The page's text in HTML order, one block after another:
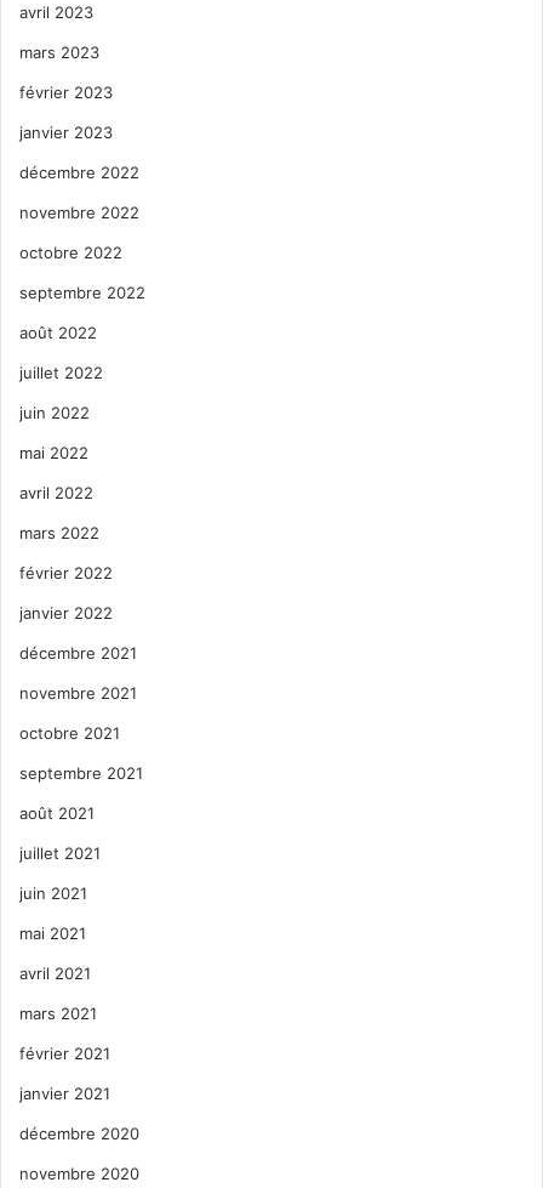
avril 2023
mars 2023
février 2023
janvier 2023
décembre 2022
novembre 2022
octobre 2022
septembre 2022
août 2022
juillet 2022
juin 2022
mai 2022
avril 2022
mars 2022
février 2022
janvier 2022
décembre 2021
novembre 2021
octobre 2021
septembre 2021
août 2021
juillet 2021
juin 2021
mai 2021
avril 2021
mars 2021
février 2021
janvier 2021
décembre 2020
novembre 2020